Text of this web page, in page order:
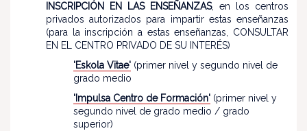
INSCRIPCIÓN EN LAS ENSEÑANZAS, en los centros
privados autorizados para impartir estas enseñanzas
(para la inscripción a estas enseñanzas, CONSULTAR
EN EL CENTRO PRIVADO DE SU INTERÉS)
'Eskola Vitae' (primer nivel y segundo nivel de
grado medio
'Impulsa Centro de Formación' (primer nivel y
segundo nivel de grado medio / grado
superior)